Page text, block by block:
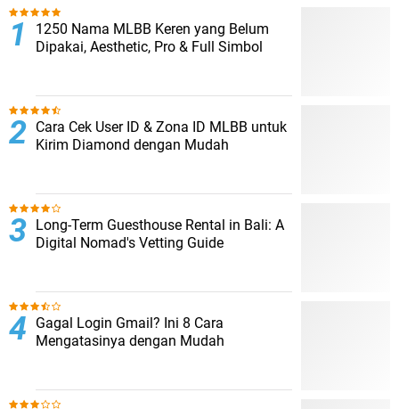
1250 Nama MLBB Keren yang Belum
Dipakai, Aesthetic, Pro & Full Simbol
Cara Cek User ID & Zona ID MLBB untuk
Kirim Diamond dengan Mudah
Long-Term Guesthouse Rental in Bali: A
Digital Nomad's Vetting Guide
Gagal Login Gmail? Ini 8 Cara
Mengatasinya dengan Mudah